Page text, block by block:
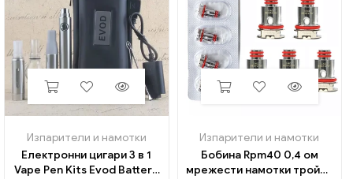
Изпарители и намотки
Електронни цигари 3 в 1
Vape Pen Kits Evod Battery
Изпарители и намотки
Бобина Rpm40 0,4 ом
мрежести намотки тройни